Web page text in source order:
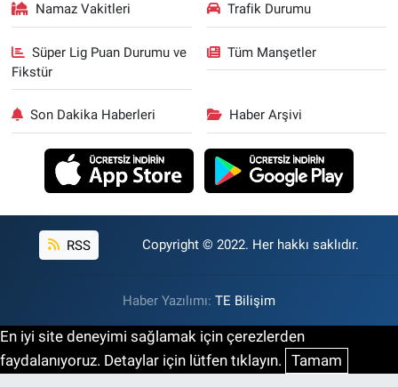
Namaz Vakitleri Trafik Durumu
Süper Lig Puan Durumu ve
Fikstür
Tüm Manşetler
Son Dakika Haberleri Haber Arşivi
RSS Copyright © 2022. Her hakkı saklıdır.
Haber Yazılımı: TE Bilişim
En iyi site deneyimi sağlamak için çerezlerden
faydalanıyoruz. Detaylar için lütfen tıklayın. Tamam